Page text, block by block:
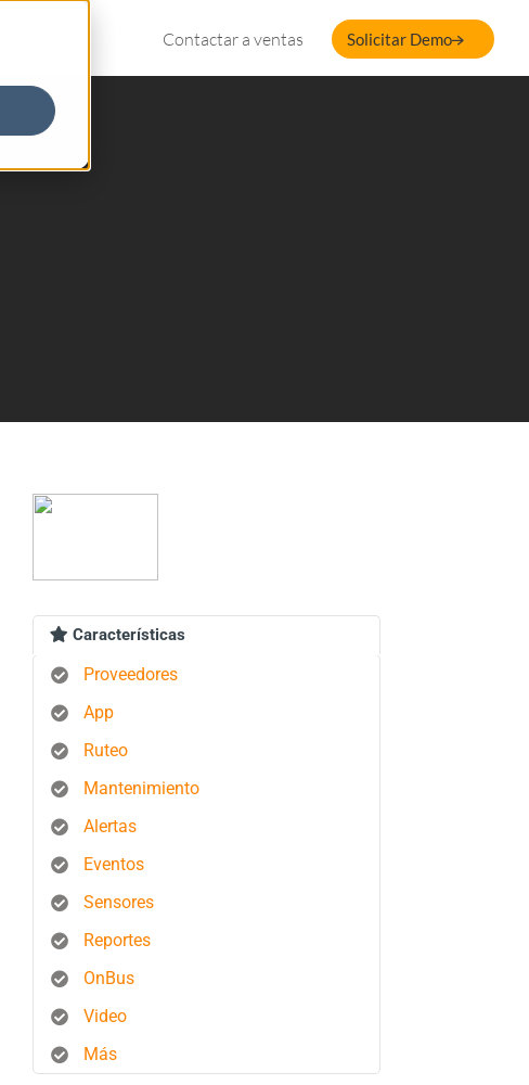
Contactar a ventas Solicitar Demo
Características
Proveedores
App
Ruteo
Mantenimiento
Alertas
Eventos
Sensores
Reportes
OnBus
Video
Más